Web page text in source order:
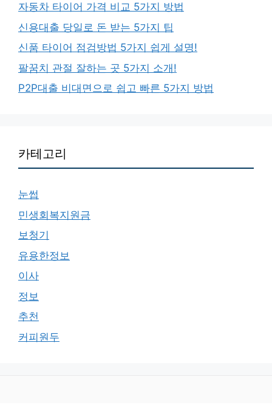
자동차 타이어 가격 비교 5가지 방법
신용대출 당일로 돈 받는 5가지 팁
신품 타이어 점검방법 5가지 쉽게 설명!
팔꿈치 관절 잘하는 곳 5가지 소개!
P2P대출 비대면으로 쉽고 빠른 5가지 방법
카테고리
눈썹
민생회복지원금
보청기
유용한정보
이사
정보
추천
커피원두